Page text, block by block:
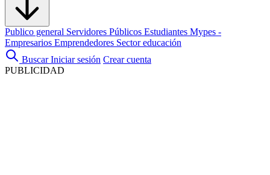
Publico general Servidores Públicos Estudiantes Mypes -
Empresarios Emprendedores Sector educación
Buscar Iniciar sesión Crear cuenta
PUBLICIDAD